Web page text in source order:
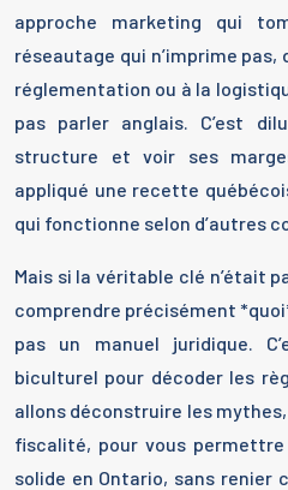
approche marketing qui
réseautage qui n’imprime
réglementation ou à la
pas parler anglais. C’est
structure et voir ses
appliqué une recette
qui fonctionne selon d’autres
Mais si la véritable clé n’était
comprendre précisément
pas un manuel juridique.
biculturel pour décoder les
allons déconstruire les
fiscalité, pour vous
solide en Ontario, sans